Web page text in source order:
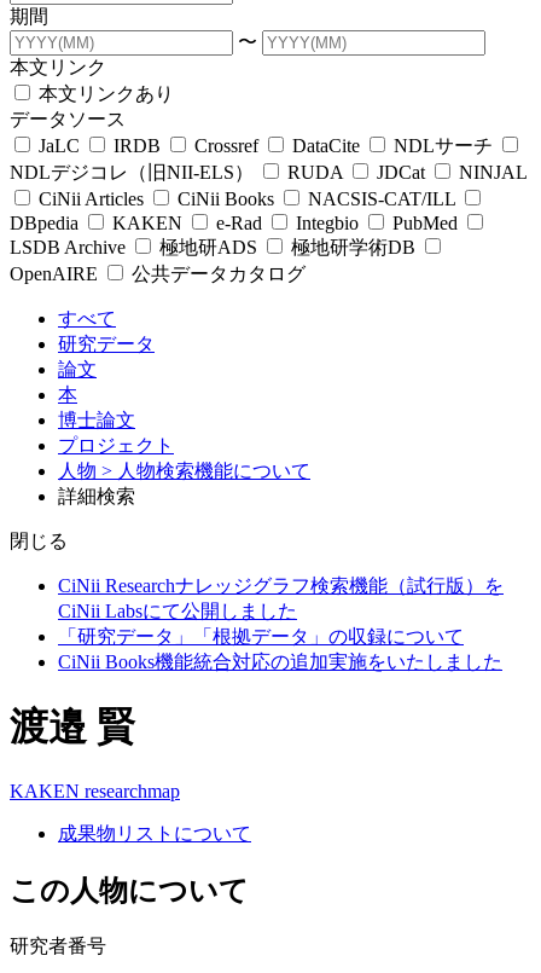
期間
〜
本文リンク
本文リンクあり
データソース
JaLC
IRDB Crossref DataCite
NDLサーチ
NDLデジコレ（旧NII-ELS）
RUDA JDCat
NINJAL
CiNii Articles
CiNii Books
NACSIS-CAT/ILL
DBpedia
KAKEN e-Rad Integbio
PubMed
LSDB Archive
極地研ADS
極地研学術DB
OpenAIRE
公共データカタログ
すべて
研究データ
論文
本
博士論文
プロジェクト
人物 > 人物検索機能について
詳細検索
閉じる
CiNii Researchナレッジグラフ検索機能（試行版）を
CiNii Labsにて公開しました
「研究データ」「根拠データ」の収録について
CiNii Books機能統合対応の追加実施をいたしました
渡邉 賢
KAKEN researchmap
成果物リストについて
この人物について
研究者番号